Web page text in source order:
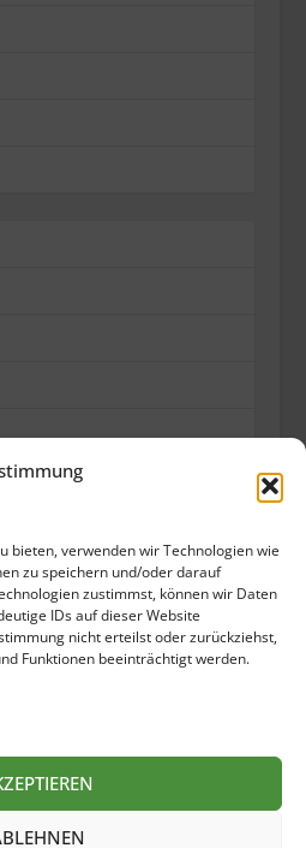
bieten, verwenden wir Technologien wie
zu speichern und/oder darauf
zustimmst, können wir Daten
IDs auf dieser Website
nicht erteilst oder zurückziehst,
Funktionen beeinträchtigt werden.